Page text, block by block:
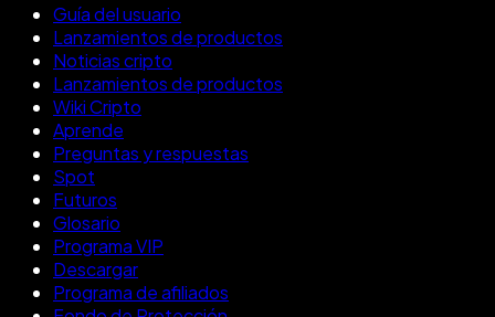
Guía del usuario
Lanzamientos de productos
Noticias cripto
Lanzamientos de productos
Wiki Cripto
Aprende
Preguntas y respuestas
Spot
Futuros
Glosario
Programa VIP
Descargar
Programa de afiliados